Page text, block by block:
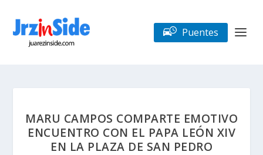
Puentes
MARU CAMPOS COMPARTE EMOTIVO
ENCUENTRO CON EL PAPA LEÓN XIV
EN LA PLAZA DE SAN PEDRO